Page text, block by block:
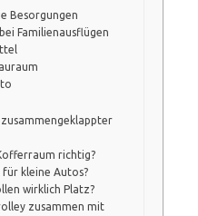
Besorgungen
Familienausflügen
richtig?
für kleine Autos?
wirklich Platz?
zusammen mit